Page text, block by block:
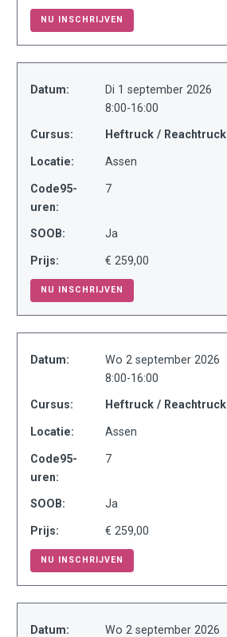
NU INSCHRIJVEN
Datum:
Di 1 september 2026
8:00-16:00
Cursus: Heftruck / Reachtruck
Locatie: Assen
Code95-
uren:
7
SOOB: Ja
Prijs: € 259,00
NU INSCHRIJVEN
Datum:
Wo 2 september 2026
8:00-16:00
Cursus: Heftruck / Reachtruck
Locatie: Assen
Code95-
uren:
7
SOOB: Ja
Prijs: € 259,00
NU INSCHRIJVEN
Datum:
Wo 2 september 2026